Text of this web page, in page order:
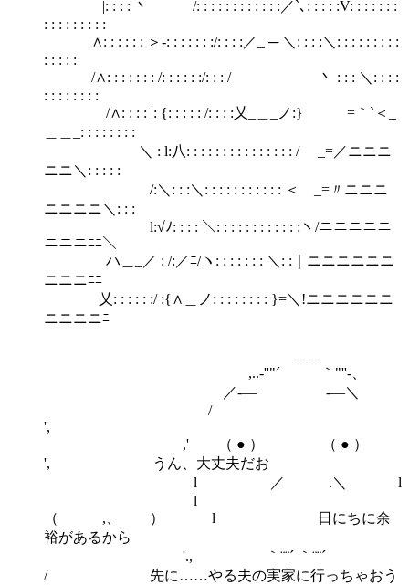
|: : : : 丶 /: : : : : : : : : : : :／`､: : : : :V: : : : : : :
: : : : : : : : :
∧: : : : : : ＞-: : : : : : :/: : : :／_ ─ ＼: : : :＼: : : : : : : : :
: : : : :
/∧: : : : : : : /: : : : : :/: : : / 丶 : : : ＼: : : :
: : : : : : : :
/∧: : : : |: {: : : : : /: : : :乂_＿_ノ:} =｀`＜_
＿＿_: : : : : : : :
＼ : l:八: : : : : : : : : : : : : : : / _=／ニニニ
ニニ＼: : : : :
/:＼: : :＼: : : : : : : : : : : ＜ _=〃ニニニ
ニニニニ＼: : :
l:√ﾉ: : : : ＼: : : : : : : : : : : :ヽ/ニニニニニ
ニニニﾆﾆ＼
ハ＿_／ : /:／ﾆ/ヽ: : : : : : : ＼: :｜ニニニニニニ
ニニニﾆﾆ
乂: : : : : :/ :{∧＿ノ: : : : : : : : }=＼!ニニニニニニ
ニニニニﾆ
,..-''"´ ｀"''-、
／-― -―＼
/
',
,' （ ● ） （ ● ）
', うん、大丈夫だお
l ／ .＼ l
l
（ ,、 ） l 日にちに余
裕があるから
'., ｀¨¨´ ｀¨¨´
/ 先に……やる夫の実家に行っちゃおう